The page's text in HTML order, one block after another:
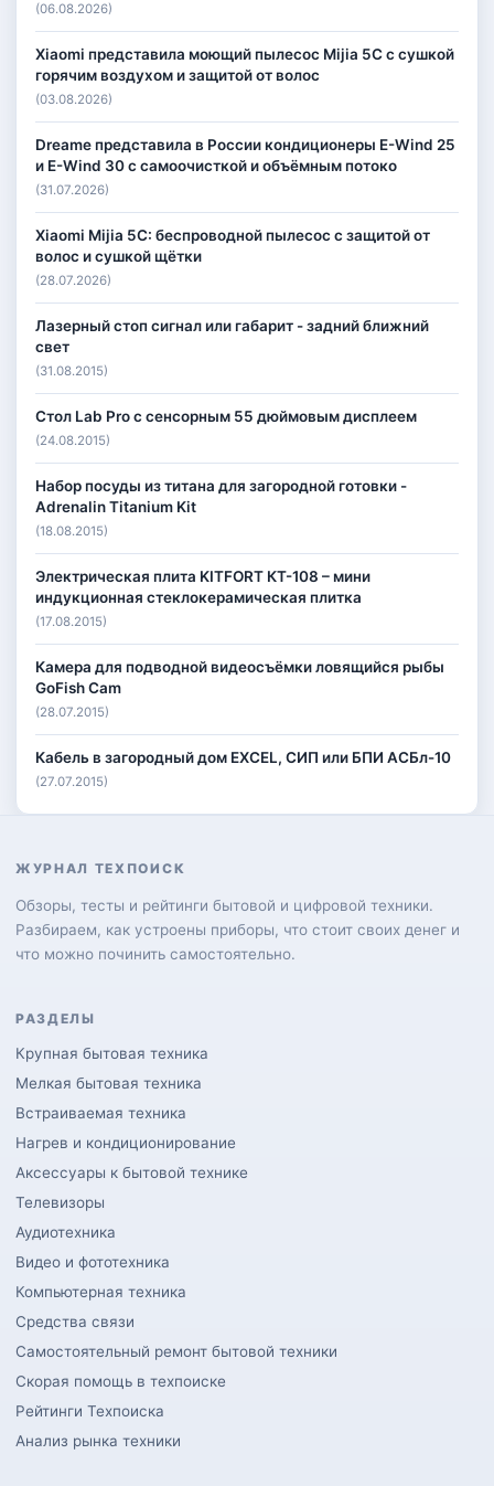
(06.08.2026)
Xiaomi представила моющий пылесос Mijia 5C с сушкой
горячим воздухом и защитой от волос
(03.08.2026)
Dreame представила в России кондиционеры E-Wind 25
и E-Wind 30 с самоочисткой и объёмным потоко
(31.07.2026)
Xiaomi Mijia 5C: беспроводной пылесос с защитой от
волос и сушкой щётки
(28.07.2026)
Лазерный стоп сигнал или габарит - задний ближний
свет
(31.08.2015)
Стол Lab Pro с сенсорным 55 дюймовым дисплеем
(24.08.2015)
Набор посуды из титана для загородной готовки -
Adrenalin Titanium Kit
(18.08.2015)
Электрическая плита KITFORT КТ-108 – мини
индукционная стеклокерамическая плитка
(17.08.2015)
Камера для подводной видеосъёмки ловящийся рыбы
GoFish Cam
(28.07.2015)
Кабель в загородный дом EXCEL, СИП или БПИ АСБл-10
(27.07.2015)
ЖУРНАЛ ТЕХПОИСК
Обзоры, тесты и рейтинги бытовой и цифровой техники.
Разбираем, как устроены приборы, что стоит своих денег и
что можно починить самостоятельно.
РАЗДЕЛЫ
Крупная бытовая техника
Мелкая бытовая техника
Встраиваемая техника
Нагрев и кондиционирование
Аксессуары к бытовой технике
Телевизоры
Аудиотехника
Видео и фототехника
Компьютерная техника
Средства связи
Самостоятельный ремонт бытовой техники
Скорая помощь в техпоиске
Рейтинги Техпоиска
Анализ рынка техники